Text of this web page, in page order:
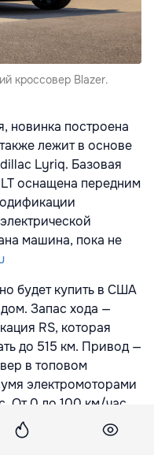
кроссовер Blazer.
новинка построена
лежит в основе
Lyriq. Базовая
оснащена передним
машина, пока не
будет купить в США
Запас хода —
RS, которая
до 515 км. Привод —
в топовом
электромоторами
От 0 до 100 км/час
за 4 с. Запас хода —